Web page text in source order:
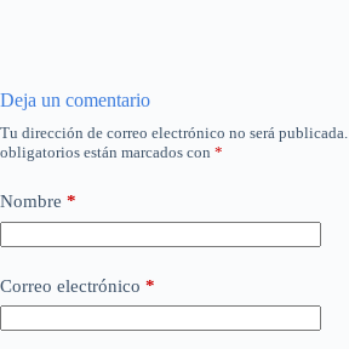
Deja un comentario
Tu dirección de correo electrónico no será publicada.
obligatorios están marcados con *
Nombre *
Correo electrónico *